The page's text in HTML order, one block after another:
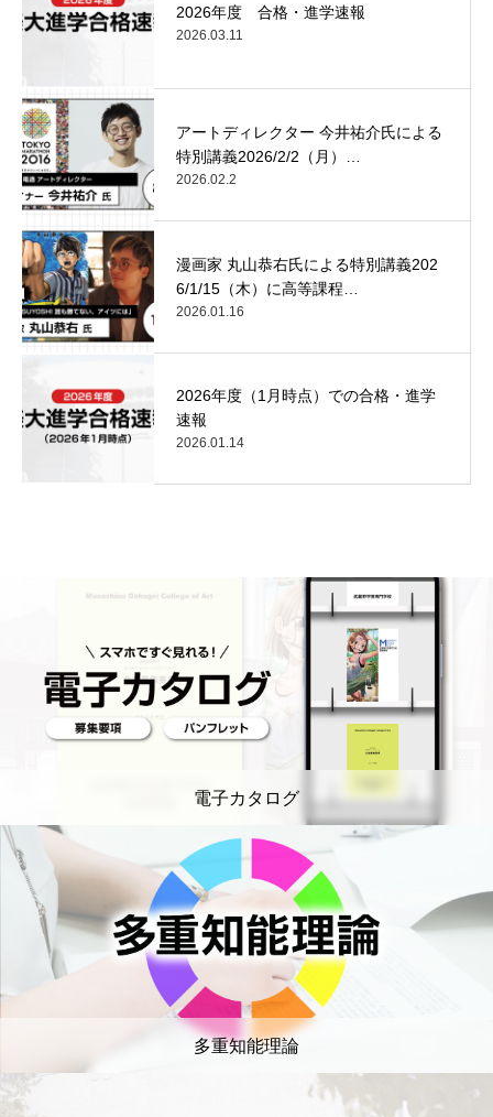
2026年度 合格・進学速報
2026.03.11
アートディレクター 今井祐介氏による
特別講義2026/2/2（月）…
2026.02.2
漫画家 丸山恭右氏による特別講義202
6/1/15（木）に高等課程…
2026.01.16
2026年度（1月時点）での合格・進学
速報
2026.01.14
電子カタログ
多重知能理論